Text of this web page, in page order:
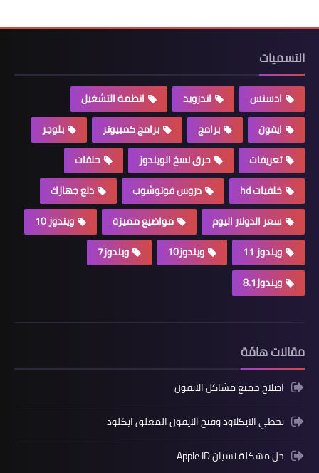
التسميات
ادسنس اندرويد
انظمة التشغيل
ايفون
برامج برامج كمبيوتر
بلوجر
تعريفات
حرق نسخ الويندوز
حلقات
خلفيات hd
دروس فوتوشوب
دلع جهازك
سعر الدولار اليوم
مواضيع مميزة
ويندوز 10
ويندوز 11
ويندوز10
ويندوز7
ويندوز8.1
مقالات هامّة
اصلاح جميع مشاكل الايفون
تخطي الايكلاود وفتح الايفون المغلق ايكلود
حل مشكلة نسيان Apple ID